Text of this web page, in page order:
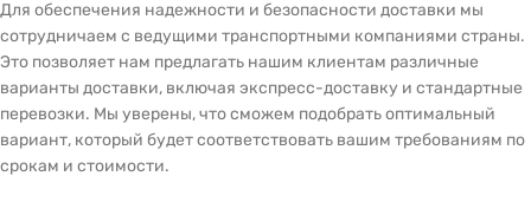
Для обеспечения надежности и безопасности доставки мы
сотрудничаем с ведущими транспортными компаниями страны.
Это позволяет нам предлагать нашим клиентам различные
варианты доставки, включая экспресс-доставку и стандартные
перевозки. Мы уверены, что сможем подобрать оптимальный
вариант, который будет соответствовать вашим требованиям по
срокам и стоимости.